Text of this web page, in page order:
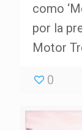
como
por la
Motor
0